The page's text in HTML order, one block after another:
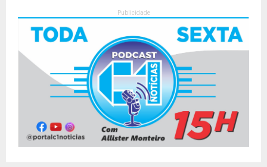
Publicidade